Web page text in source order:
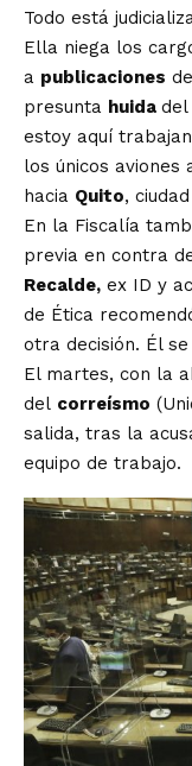
Todo está
Ella niega los
a publicaciones
presunta huida del
estoy aquí
los únicos aviones
hacia Quito,
En la Fiscalía
previa en contra
Recalde, ex ID y
de Ética
otra decisión. Él
El martes, con la
del correísmo
salida, tras la
equipo de trabajo.